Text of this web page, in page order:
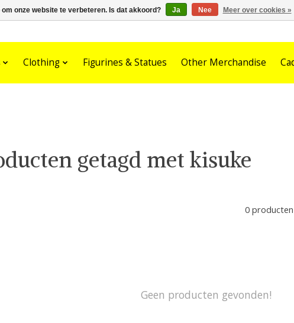
Clothing Figurines & Statues Other Merchandise
getagd met kisuke
0 producten
Geen producten gevonden!
onze website te verbeteren. Is dat akkoord? Ja Nee Meer over cookies »